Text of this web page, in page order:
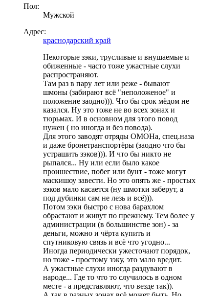
Пол:
Мужской
Адрес:
краснодарский край
Некоторые зэки, трусливые и внушаемые и
обиженные - часто тоже ужастные слухи
распространяют.
Там раз в пару лет или реже - бывают
шмоны (забирают всё "неположеное" и
положение заодно))). Что бы срок мёдом не
казался. Ну это тоже не во всех зонах и
тюрьмах. И в основном для этого повод
нужен ( но иногда и без повода).
Для этого заводят отряды ОМОНа, спец.наза
и даже бронетранспортёры (заодно что бы
устрашить зэков))). И что бы никто не
рыпался... Ну или если было какое
проишествие, побег или бунт - тоже могут
маскишоу завести. Но это опять же - простых
зэков мало касается (ну шмотки заберут, а
под дубинки сам не лезь и всё))).
Потом зэки быстро с нова барахлом
обрастают и живут по прежнему. Тем более у
администрации (в большинстве зон) - за
деньги, можно и чёрта купить и
спутниковую связь и всё что угодно...
Иногда периодически ужесточают порядок,
но тоже - простому зэку, это мало вредит.
А ужастные слухи иногда раздувают в
народе... Где то что то случилось в одном
месте - а представляют, что везде так)).